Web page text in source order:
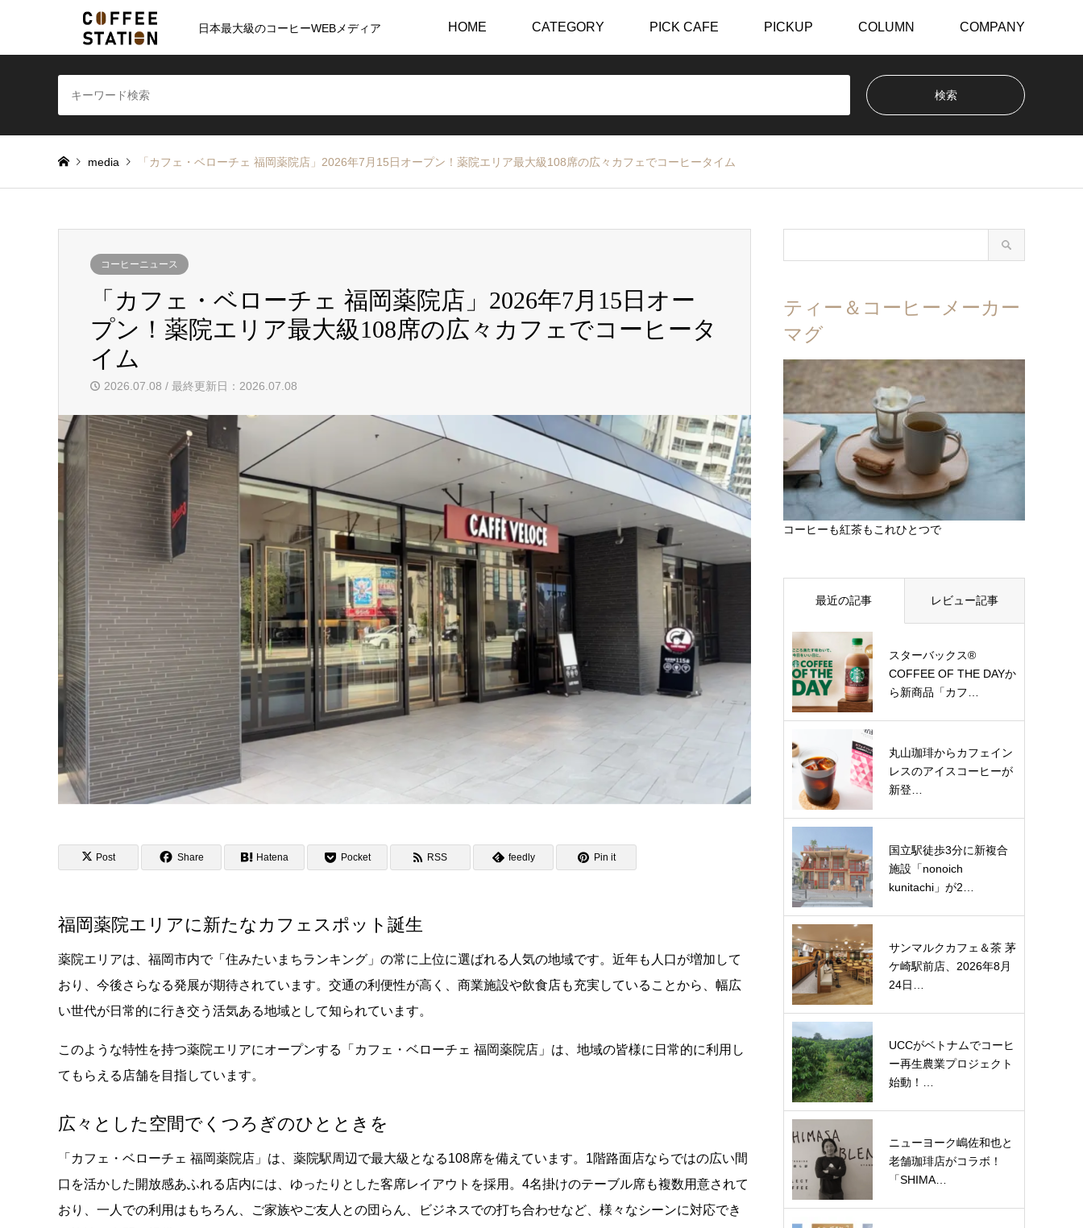
日本最大級のコーヒーWEBメディア HOME CATEGORY PICK CAFE PICKUP COLUMN COMPANY
media 「カフェ・ベローチェ 福岡薬院店」2026年7月15日オープン！薬院エリア最大級108席の広々カフェでコーヒータイム
コーヒーニュース
「カフェ・ベローチェ 福岡薬院店」2026年7月15日オー
プン！薬院エリア最大級108席の広々カフェでコーヒータ
イム
2026.07.08 / 最終更新日：2026.07.08
Post Share Hatena Pocket RSS feedly Pin it
福岡薬院エリアに新たなカフェスポット誕生
薬院エリアは、福岡市内で「住みたいまちランキング」の常に上位に選ばれる人気の地域です。近年も人口が増加して
おり、今後さらなる発展が期待されています。交通の利便性が高く、商業施設や飲食店も充実していることから、幅広
い世代が日常的に行き交う活気ある地域として知られています。
このような特性を持つ薬院エリアにオープンする「カフェ・ベローチェ 福岡薬院店」は、地域の皆様に日常的に利用し
てもらえる店舗を目指しています。
広々とした空間でくつろぎのひとときを
「カフェ・ベローチェ 福岡薬院店」は、薬院駅周辺で最大級となる108席を備えています。1階路面店ならではの広い間
口を活かした開放感あふれる店内には、ゆったりとした客席レイアウトを採用。4名掛けのテーブル席も複数用意されて
おり、一人での利用はもちろん、ご家族やご友人との団らん、ビジネスでの打ち合わせなど、様々なシーンに対応でき
ティー＆コーヒーメーカー
マグ
コーヒーも紅茶もこれひとつで
最近の記事 レビュー記事
スターバックス®
COFFEE OF THE DAYか
ら新商品「カフ…
丸山珈琲からカフェイン
レスのアイスコーヒーが
新登…
国立駅徒歩3分に新複合
施設「nonoich
kunitachi」が2…
サンマルクカフェ＆茶 茅
ケ崎駅前店、2026年8月
24日…
UCCがベトナムでコーヒ
ー再生農業プロジェクト
始動！…
ニューヨーク嶋佐和也と
老舗珈琲店がコラボ！
「SHIMA…